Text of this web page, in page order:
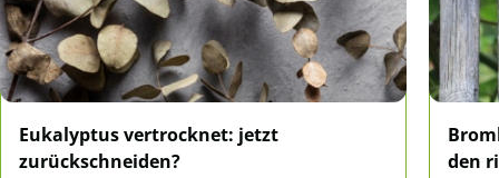
Eukalyptus vertrocknet: jetzt
zurückschneiden?
den